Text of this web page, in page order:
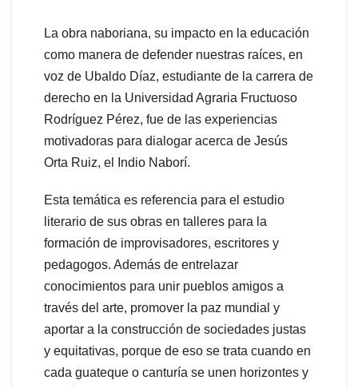
La obra naboriana, su impacto en la educación
como manera de defender nuestras raíces, en
voz de Ubaldo Díaz, estudiante de la carrera de
derecho en la Universidad Agraria Fructuoso
Rodríguez Pérez, fue de las experiencias
motivadoras para dialogar acerca de Jesús
Orta Ruiz, el Indio Naborí.
Esta temática es referencia para el estudio
literario de sus obras en talleres para la
formación de improvisadores, escritores y
pedagogos. Además de entrelazar
conocimientos para unir pueblos amigos a
través del arte, promover la paz mundial y
aportar a la construcción de sociedades justas
y equitativas, porque de eso se trata cuando en
cada guateque o canturía se unen horizontes y